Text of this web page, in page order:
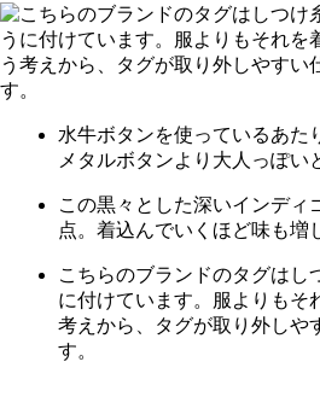
水牛ボタンを使っているあた
メタルボタンより大人っぽい
この黒々とした深いインディ
点。着込んでいくほど味も増
こちらのブランドのタグはし
に付けています。服よりもそ
考えから、タグが取り外しや
す。